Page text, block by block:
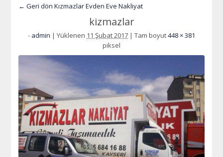
← Geri dön Kızmazlar Evden Eve Nakliyat
kizmazlar
- admin | Yüklenen 11 Şubat 2017 | Tam boyut448 × 381
piksel